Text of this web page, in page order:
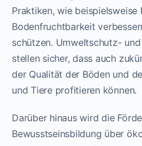
Praktiken, wie beispielsweise
Bodenfruchtbarkeit
schützen. Umweltschutz-
stellen sicher, dass auch
der Qualität der Böden und
und Tiere profitieren können.
Darüber hinaus wird die
Bewusstseinsbildung über